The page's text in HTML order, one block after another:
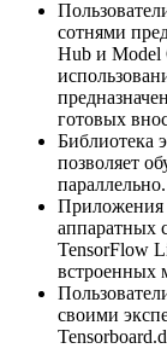
сотнями
Hub и Model
готовых
Библиотека
позволяет
параллельно.
Приложения
аппаратных
TensorFlow
встроенных
своими